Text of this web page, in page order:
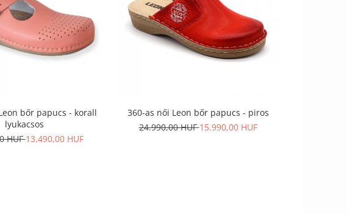
bőr papucs - korall
lyukacsos
HUF13.490,00 HUF
360-as női Leon bőr papucs - piros
24.990,00 HUF15.990,00 HUF